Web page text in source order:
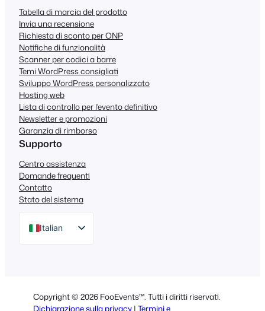
Tabella di marcia del prodotto
Invia una recensione
Richiesta di sconto per ONP
Notifiche di funzionalità
Scanner per codici a barre
Temi WordPress consigliati
Sviluppo WordPress personalizzato
Hosting web
Lista di controllo per l'evento definitivo
Newsletter e promozioni
Garanzia di rimborso
Supporto
Centro assistenza
Domande frequenti
Contatto
Stato del sistema
Italian
English
Spanish
Copyright © 2026 FooEvents™. Tutti i diritti riservati.
Dichiarazione sulla privacy | Termini e